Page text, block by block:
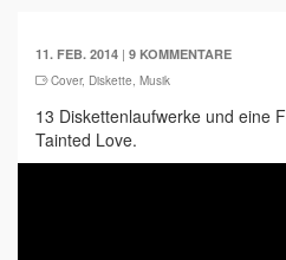
11. FEB. 2014 | 9 KOMMENTARE
Cover, Diskette, Musik
13 Diskettenlaufwerke und eine
Tainted Love.